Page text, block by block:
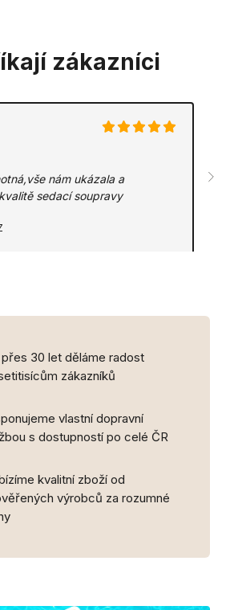
zákazníci
nám ukázala a
sedací soupravy
přes 30 let děláme radost
zákazníků
vlastní dopravní
s dostupností po celé ČR
kvalitní zboží od
výrobců za rozumné